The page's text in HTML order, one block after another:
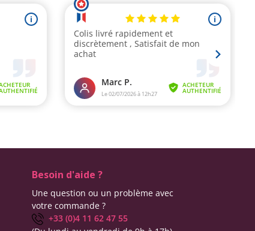
Besoin d'aide ?
Une question ou un problème avec
votre commande ?
+33 (0)4 11 62 47 55